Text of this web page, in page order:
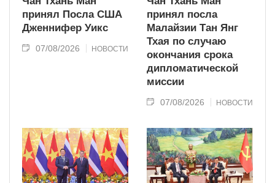
принял Посла США
Дженнифер Уикс
07/08/2026 НОВОСТИ
принял посла
Малайзии Тан Янг
Тхая по случаю
окончания срока
дипломатической
миссии
07/08/2026 НОВОСТИ